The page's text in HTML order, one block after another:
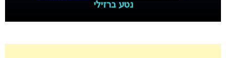
נטע ברזילי